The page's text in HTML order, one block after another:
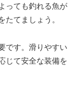
っても釣れる魚が
たてましょう。
です。滑りやすい
じて安全な装備を